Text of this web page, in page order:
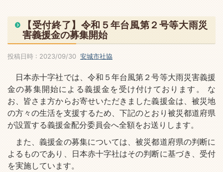
【受付終了】令和５年台風第２号等大雨災
害義援金の募集開始
投稿日時 : 2023/09/30 安城市社協
日本赤十字社では、令和５年台風第２号等大雨災害義援
金の募集開始による義援金を受け付けております。 な
お、皆さま方からお寄せいただきました義援金は、被災地
の方々の生活を支援するため、下記のとおり被災都道府県
が設置する義援金配分委員会へ全額をお送りします。
また、義援金の募集については、被災都道府県の判断に
よるものであり、日本赤十字社はその判断に基づき、受付
を実施しています。